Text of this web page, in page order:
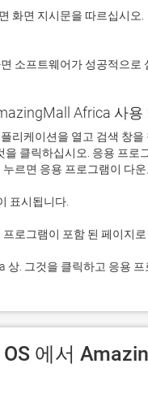
소프트웨어가 성공적으로
Africa 사
리케이션을 열고 검색 창
을 클릭하십시오. 응용 프
상. 그것을 클릭하고 응용 프
에서